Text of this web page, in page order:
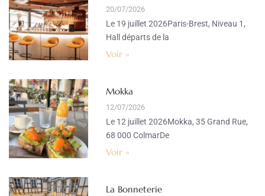
20/07/2026
Le 19 juillet 2026Paris-Brest, Niveau 1,
Hall départs de la
Voir »
Mokka
12/07/2026
Le 12 juillet 2026Mokka, 35 Grand Rue,
68 000 ColmarDe
Voir »
La Bonneterie